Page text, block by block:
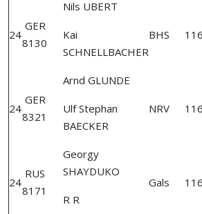
24
GER
8130
Nils UBERT
BHS
Kai
SCHNELLBACHER
24
GER
8321
Arnd GLUNDE
NRV
Ulf Stephan
BAECKER
24
RUS
8171
Georgy
SHAYDUKO
Gals
R R